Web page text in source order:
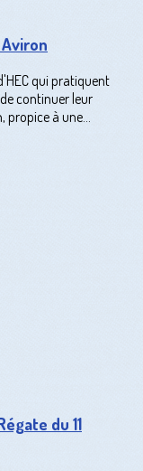
qui pratiquent
continuer leur
à une...
du 11